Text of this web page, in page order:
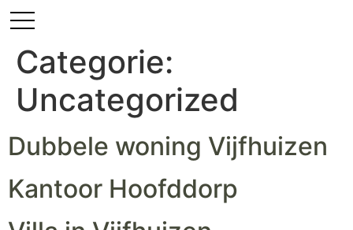
Categorie:
Uncategorized
Dubbele woning Vijfhuizen
Kantoor Hoofddorp